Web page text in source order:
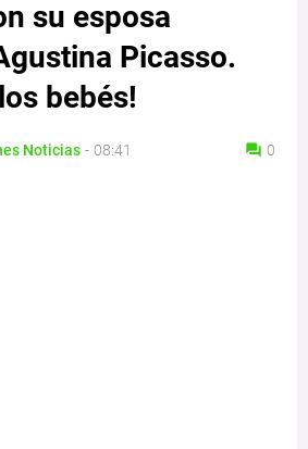
su esposa
Picasso.
bebés!
Noticias - 08:41 0